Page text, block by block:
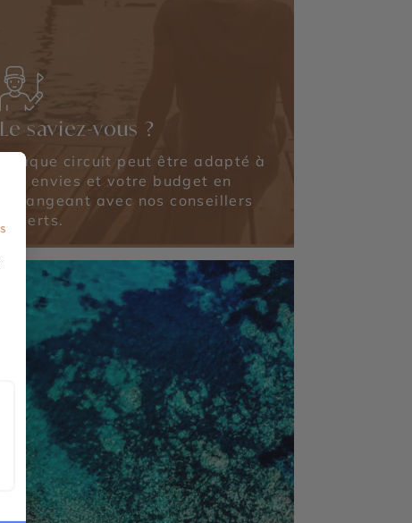
Le saviez-vous ?
Chaque circuit peut être adapté à
vos envies et votre budget en
échangeant avec nos conseillers
experts.